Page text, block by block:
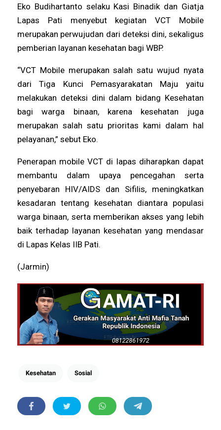
Eko Budihartanto selaku Kasi Binadik dan Giatja
Lapas Pati menyebut kegiatan VCT Mobile
merupakan perwujudan dari deteksi dini, sekaligus
pemberian layanan kesehatan bagi WBP.
“VCT Mobile merupakan salah satu wujud nyata
dari Tiga Kunci Pemasyarakatan Maju yaitu
melakukan deteksi dini dalam bidang Kesehatan
bagi warga binaan, karena kesehatan juga
merupakan salah satu prioritas kami dalam hal
pelayanan,” sebut Eko.
Penerapan mobile VCT di lapas diharapkan dapat
membantu dalam upaya pencegahan serta
penyebaran HIV/AIDS dan Sifilis, meningkatkan
kesadaran tentang kesehatan diantara populasi
warga binaan, serta memberikan akses yang lebih
baik terhadap layanan kesehatan yang mendasar
di Lapas Kelas IIB Pati.
(Jarmin)
Kesehatan Sosial